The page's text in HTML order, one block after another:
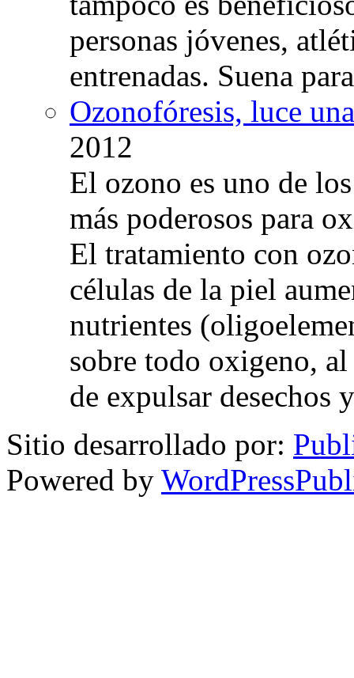
personas jóvenes,
entrenadas. Suena
Ozonofóresis, luce
2012
El ozono es uno de
más poderosos para
El tratamiento con
células de la piel
nutrientes
sobre todo oxigeno,
de expulsar
Sitio desarrollado por:
Powered by